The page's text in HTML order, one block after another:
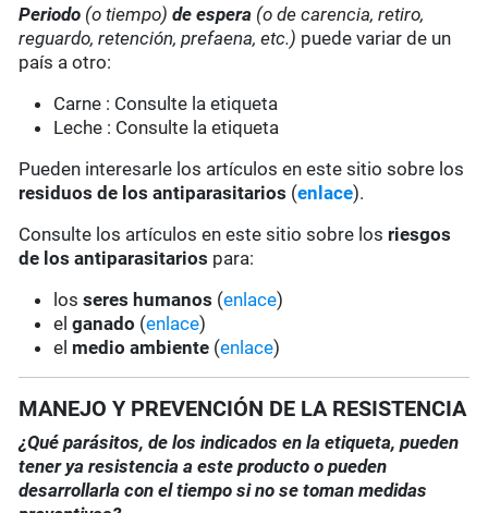
Periodo (o tiempo)de espera (o de carencia, retiro,
reguardo, retención, prefaena, etc.) puede variar de un
país a otro:
Carne : Consulte la etiqueta
Leche : Consulte la etiqueta
Pueden interesarle los artículos en este sitio sobre los
residuos de los antiparasitarios (enlace).
Consulte los artículos en este sitio sobre los riesgos
de los antiparasitarios para:
losseres humanos (enlace)
elganado (enlace)
el medio ambiente (enlace)
MANEJO Y PREVENCIÓN DE LA RESISTENCIA
¿Qué parásitos, de los indicados en la etiqueta, pueden
tener ya resistencia a este producto o pueden
desarrollarla con el tiempo si no se toman medidas